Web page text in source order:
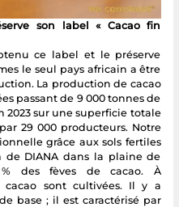
son label « Cacao fin
ce label et le préserve
le seul pays africain a être
La production de cacao
passant de 9 000 tonnes de
2023 sur une superficie totale
29 000 producteurs. Notre
grâce aux sols fertiles
DIANA dans la plaine de
des fèves de cacao. À
cacao sont cultivées. Il y a
base ; il est caractérisé par